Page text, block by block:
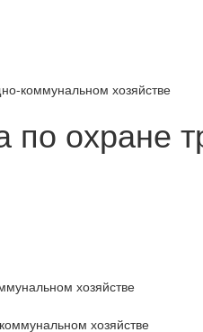
коммунальном хозяйстве
охране
хозяйстве